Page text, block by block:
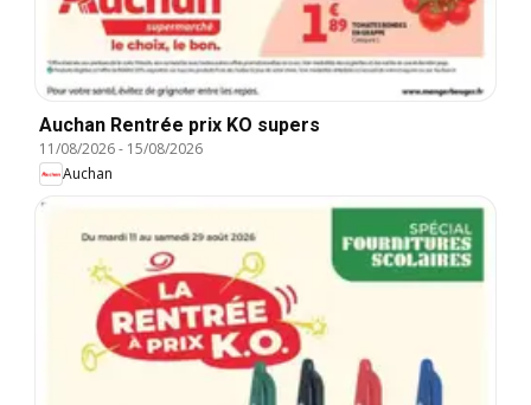
Auchan Rentrée prix KO supers
11/08/2026- 15/08/2026
Auchan